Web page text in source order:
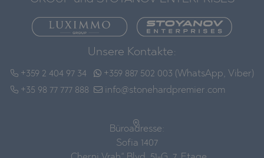
Unsere Kontakte:
+359 2 404 97 34
+35 98 77 777 888
+359 887 502 003 (WhatsApp, Viber)
info@stonehardpremier.com
Büroadresse:
Sofia 1407